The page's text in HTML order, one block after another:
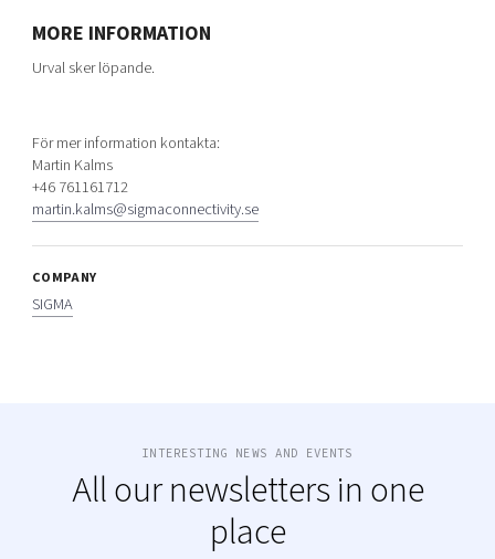
MORE INFORMATION
Urval sker löpande.
För mer information kontakta:
Martin Kalms
+46 761161712
martin.kalms@sigmaconnectivity.se
COMPANY
SIGMA
INTERESTING NEWS AND EVENTS
All our newsletters in one
place